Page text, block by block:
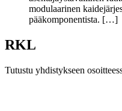
modulaarinen
pääkomponentista. […]
RKL
Tutustu yhdistykseen